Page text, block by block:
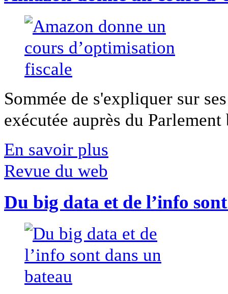
Sommée de s'expliquer sur
exécutée auprès du
En savoir plus
Revue du web
Du big data et de l’info